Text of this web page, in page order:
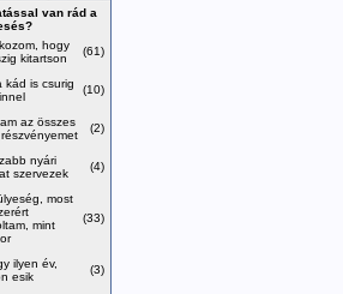
van rád a
hogy
kitartson
(61)
kád is csurig
(10)
az összes
(2)
nyári
szervezek
(4)
most
mint
(33)
ilyen év,
esik
(3)